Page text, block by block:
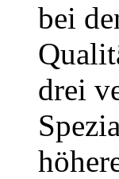
bei
drei